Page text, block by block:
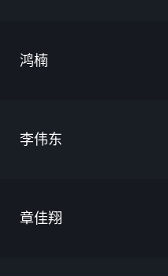
鸿楠
李伟东
章佳翔